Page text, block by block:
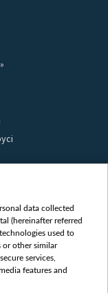
data collected
(hereinafter referred
used to
or other similar
services,
features and